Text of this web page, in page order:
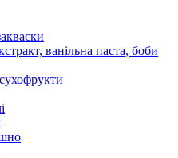
ванільна паста, боби